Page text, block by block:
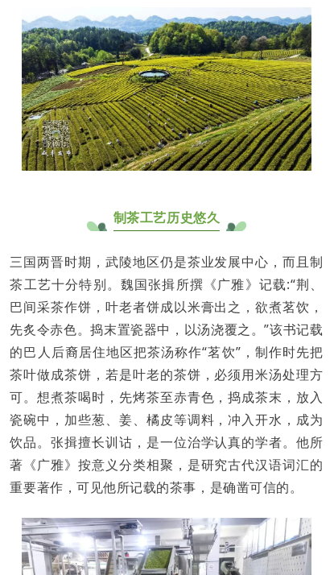
制茶工艺历史悠久
三国两晋时期，武陵地区仍是茶业发展中心，而且制
茶工艺十分特别。魏国张揖所撰《广雅》记载:“荆、
巴间采茶作饼，叶老者饼成以米膏出之，欲煮茗饮，
先炙令赤色。捣末置瓷器中，以汤浇覆之。”该书记载
的巴人后裔居住地区把茶汤称作“茗饮”，制作时先把
茶叶做成茶饼，若是叶老的茶饼，必须用米汤处理方
可。想煮茶喝时，先烤茶至赤青色，捣成茶末，放入
瓷碗中，加些葱、姜、橘皮等调料，冲入开水，成为
饮品。张揖擅长训诂，是一位治学认真的学者。他所
著《广雅》按意义分类相聚，是研究古代汉语词汇的
重要著作，可见他所记载的茶事，是确凿可信的。